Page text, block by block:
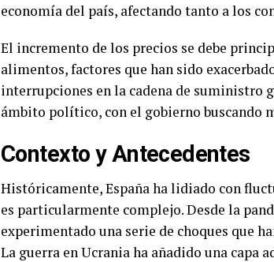
economía del país, afectando tanto a los
El incremento de los precios se debe
alimentos, factores que han sido
interrupciones en la cadena de suministro
ámbito político, con el gobierno buscando
Contexto y Antecedentes
Históricamente, España ha lidiado con
es particularmente complejo. Desde la
experimentado una serie de choques que
La guerra en Ucrania ha añadido una capa